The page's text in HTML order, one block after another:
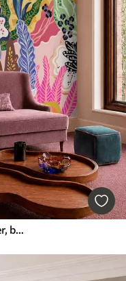
Et livligt tropisk motiv med blomster, blade og farverige frugter